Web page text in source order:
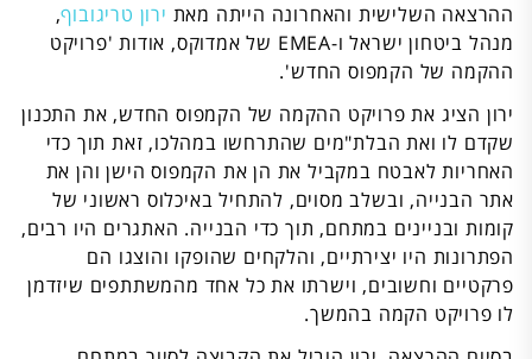
ההרצאה השלישית והאחרונה הייתה מאת ירון טריגובוף,
מנהל ביטחון ישראל ו-EMEA של אמדוקס, אודות 'פרויקט
ההקמה של הקמפוס החדש'.
ירון הציג את פרויקט ההקמה של הקמפוס החדש, את התכנון
שקדם לו ואת הבלת"מים שהתרחשו במהלכו, זאת תוך כדי
האחריות לאבטח במקביל את הן את הקמפוס הישן והן את
אתר הבנייה, ובשלב מסוים, להתחיל באיכלוס ראשוני של
קומות ובניינים במתחם, תוך כדי הבנייה. האתגרים היו רבים,
הפתרונות היו יצירתיים, והלקחים שהופקו והוצגו הם
פרקטיים וחשובים, וישרתו את כל אחד מהמשתתפים שיזדמן
לו פרויקט הקמה בהמשך.